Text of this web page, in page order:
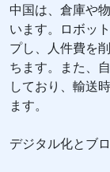
中国は、倉庫や
います。ロボッ
プし、人件費を
ちます。また、
しており、輸送
ます。
デジタル化とブ